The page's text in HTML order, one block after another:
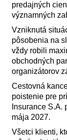
predajných
významných
Vzniknutá
pôsobenia na
vždy robili
obchodných
organizátorov
Cestovná
poistenie pre
Insurance S.A.
mája 2027.
Všetci klienti,